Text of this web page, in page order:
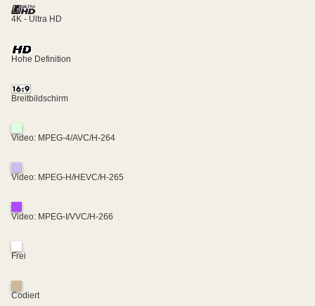
4K - Ultra HD
Hohe Definition
Breitbildschirm
Video: MPEG-4/AVC/H-264
Video: MPEG-H/HEVC/H-265
Video: MPEG-I/VVC/H-266
Frei
Codiert